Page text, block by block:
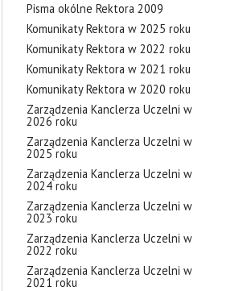
Pisma okólne Rektora 2009
Komunikaty Rektora w 2025 roku
Komunikaty Rektora w 2022 roku
Komunikaty Rektora w 2021 roku
Komunikaty Rektora w 2020 roku
Zarządzenia Kanclerza Uczelni w
2026 roku
Zarządzenia Kanclerza Uczelni w
2025 roku
Zarządzenia Kanclerza Uczelni w
2024 roku
Zarządzenia Kanclerza Uczelni w
2023 roku
Zarządzenia Kanclerza Uczelni w
2022 roku
Zarządzenia Kanclerza Uczelni w
2021 roku